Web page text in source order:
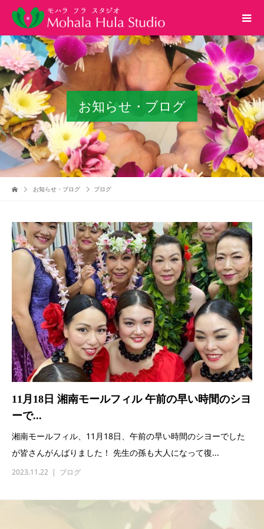
お知らせ・ブログ
お知らせ・ブログ ブログ
11月18日 湘南モールフィル 午前の早い時間のシヨ
ーで...
湘南モールフィル、11月18日、午前の早い時間のシヨーでした
が皆さんがんばりました！ 先生の孫も大人になって復...
2023.11.22 ブログ